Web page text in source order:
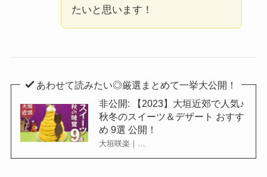
たいと思います！
あわせて読みたい◎厳選まとめて一挙大公開！
非公開: 【2023】大垣近郊で人気♪
秋冬のスイーツ＆デザート おすす
め 9選 公開！
大垣咲楽｜…